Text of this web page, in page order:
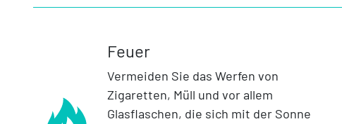
Feuer
Vermeiden Sie das Werfen von
Zigaretten, Müll und vor allem
Glasflaschen, die sich mit der Sonne